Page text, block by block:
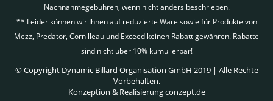
Nachnahmegebühren, wenn nicht anders beschrieben.
** Leider können wir Ihnen auf reduzierte Ware sowie für Produkte von
Mezz, Predator, Cornilleau und Exceed keinen Rabatt gewähren. Rabatte
sind nicht über 10% kumulierbar!
© Copyright Dynamic Billard Organisation GmbH 2019 | Alle Rechte
Vorbehalten.
Konzeption & Realisierungconzept.de